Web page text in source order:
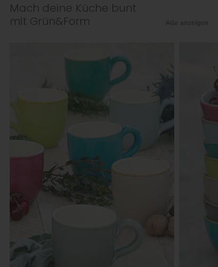
Mach deine Küche bunt
mit Grün&Form
Alle anzeigen